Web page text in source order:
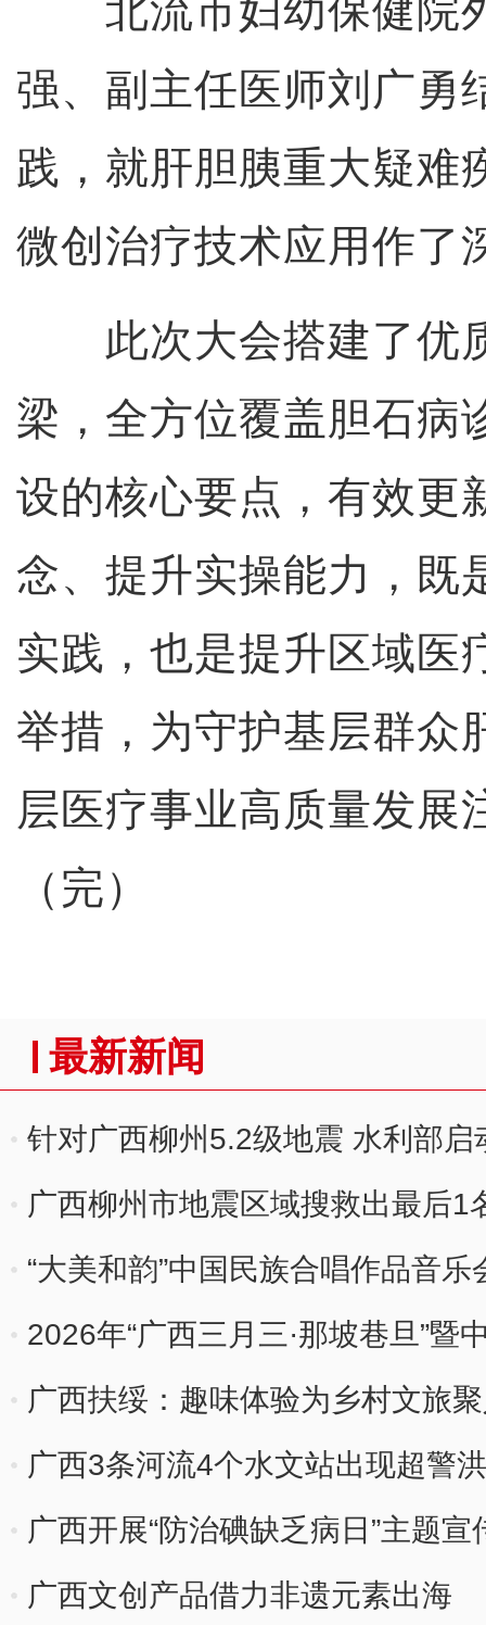
北流市妇幼保健院
强、副主任医师刘广勇
践，就肝胆胰重大疑难
微创治疗技术应用作了
此次大会搭建了优
梁，全方位覆盖胆石病
设的核心要点，有效更
念、提升实操能力，既
实践，也是提升区域医
举措，为守护基层群众
层医疗事业高质量发展
（完）
最新新闻
针对广西柳州5.2级地震 水利部
机制
广西柳州市地震区域搜救出最后1
“大美和韵”中国民族合唱作品音
2026年“广西三月三·那坡巷旦”暨
广西扶绥：趣味体验为乡村文旅
广西3条河流4个水文站出现超警
广西开展“防治碘缺乏病日”主题宣
广西文创产品借力非遗元素出海